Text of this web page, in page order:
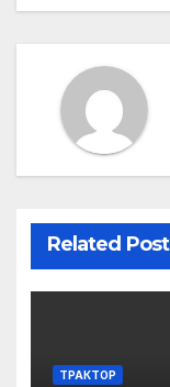
Related Post
ТРАКТОР